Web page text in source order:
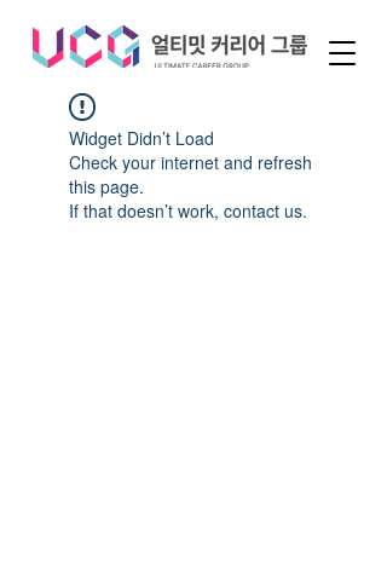
Widget Didn’t Load
Check your internet and refresh
this page.
If that doesn’t work, contact us.